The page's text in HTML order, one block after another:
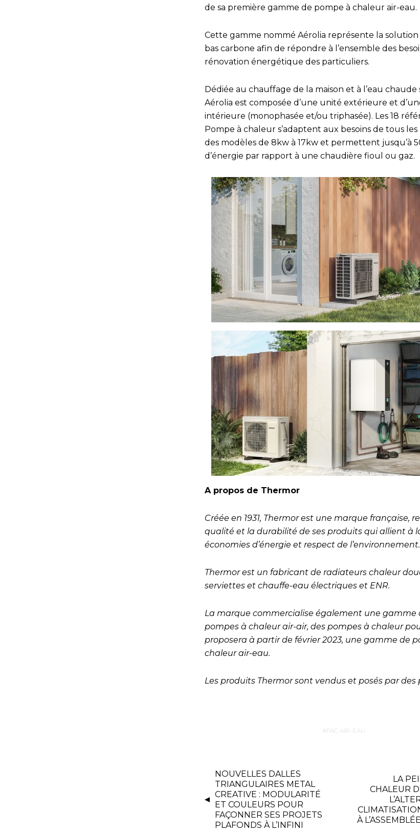
de sa première gamme de pompe à chaleur air-eau.
Cette gamme nommé Aérolia représente la
bas carbone afin de répondre à l’ensemble des
rénovation énergétique des particuliers.
Dédiée au chauffage de la maison et à l’eau chaude
Aérolia est composée d’une unité extérieure et
intérieure (monophasée et/ou triphasée). Les 18
Pompe à chaleur s’adaptent aux besoins de tous
des modèles de 8kw à 17kw et permettent jusqu’à
d’énergie par rapport à une chaudière fioul ou gaz.
A propos de Thermor
Créée en 1931, Thermor est une marque française,
qualité et la durabilité de ses produits qui allient à
économies d’énergie et respect de l’environnement.
Thermor est un fabricant de radiateurs chaleur
serviettes et chauffe-eau électriques et ENR.
La marque commercialise également une gamme
pompes à chaleur air-air, des pompes à chaleur
proposera à partir de février 2023, une gamme de
chaleur air-eau.
Les produits Thermor sont vendus et posés par des
PAC AIR-EAU
NOUVELLES DALLES
TRIANGULAIRES METAL
CREATIVE : MODULARITÉ
ET COULEURS POUR
FAÇONNER SES PROJETS
PLAFONDS À L’INFINI
LA
CHALEUR
À